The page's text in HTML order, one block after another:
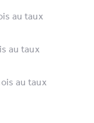
au taux
au taux
au taux